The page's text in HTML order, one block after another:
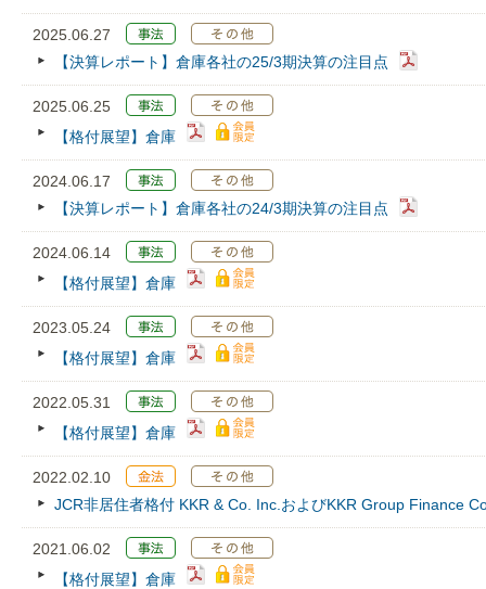
2025.06.27
【決算レポート】倉庫各社の25/3期決算の注目点
2025.06.25
【格付展望】倉庫
2024.06.17
【決算レポート】倉庫各社の24/3期決算の注目点
2024.06.14
【格付展望】倉庫
2023.05.24
【格付展望】倉庫
2022.05.31
【格付展望】倉庫
2022.02.10
JCR非居住者格付 KKR & Co. Inc.およびKKR Group Finance
2021.06.02
【格付展望】倉庫